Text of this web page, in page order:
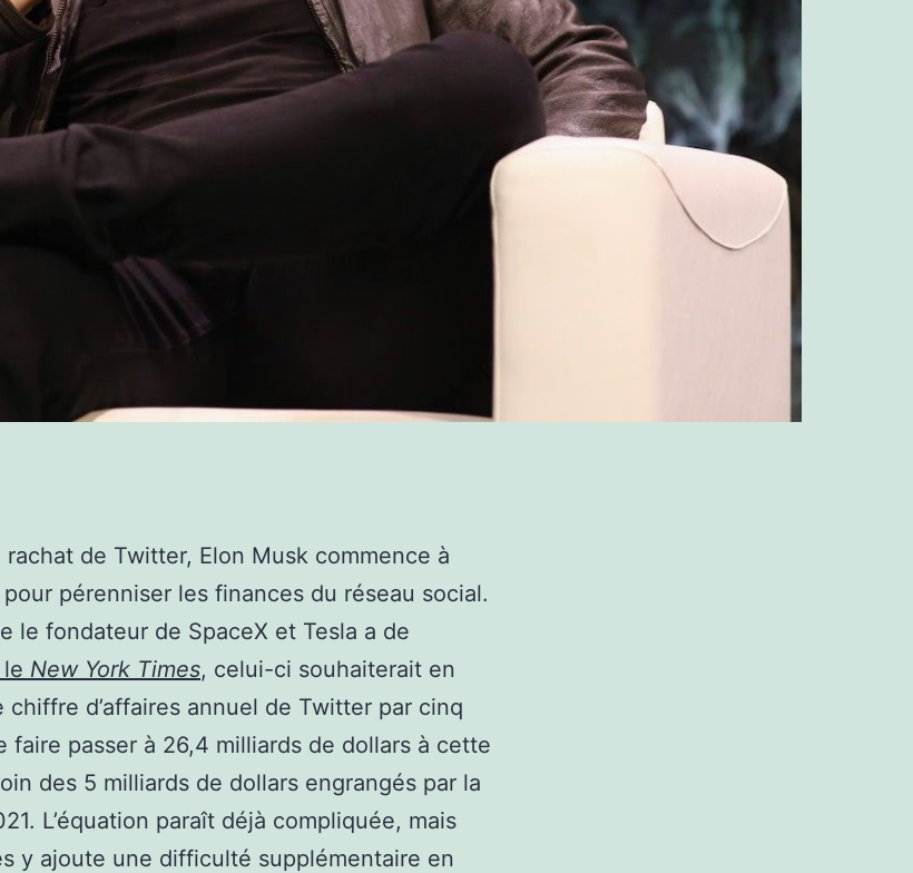
rachat de Twitter, Elon Musk commence à
pérenniser les finances du réseau social.
le fondateur de SpaceX et Tesla a de
New York Times, celui-ci souhaiterait en
d’affaires annuel de Twitter par cinq
faire passer à 26,4 milliards de dollars à cette
des 5 milliards de dollars engrangés par la
L’équation paraît déjà compliquée, mais
y ajoute une difficulté supplémentaire en